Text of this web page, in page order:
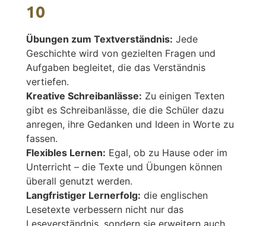
10
Übungen zum Textverständnis: Jede
Geschichte wird von gezielten Fragen und
Aufgaben begleitet, die das Verständnis
vertiefen.
Kreative Schreibanlässe: Zu einigen Texten
gibt es Schreibanlässe, die die Schüler dazu
anregen, ihre Gedanken und Ideen in Worte zu
fassen.
Flexibles Lernen: Egal, ob zu Hause oder im
Unterricht – die Texte und Übungen können
überall genutzt werden.
Langfristiger Lernerfolg: die englischen
Lesetexte verbessern nicht nur das
Leseverständnis, sondern sie erweitern auch